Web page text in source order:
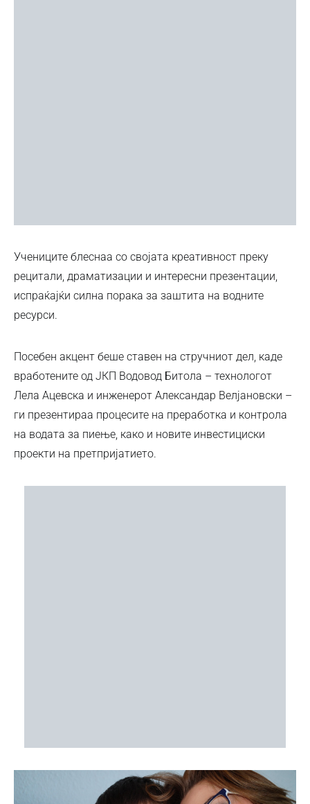
Учениците блеснаа со својата креативност преку
рецитали, драматизации и интересни презентации,
испраќајќи силна порака за заштита на водните
ресурси.
Посебен акцент беше ставен на стручниот дел, каде
вработените од ЈКП Водовод Битола – технологот
Лела Ацевска и инженерот Александар Велјановски –
ги презентираа процесите на преработка и контрола
на водата за пиење, како и новите инвестициски
проекти на претпријатието.